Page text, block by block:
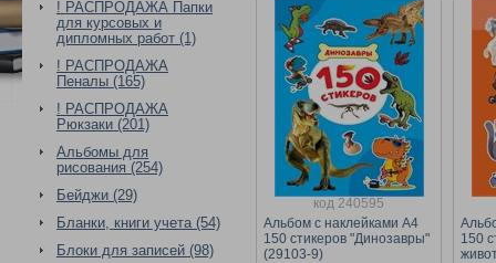
! РАСПРОДАЖА Папки
для курсовых и
дипломных работ (1)
! РАСПРОДАЖА
Пеналы (165)
! РАСПРОДАЖА
Рюкзаки (201)
Альбомы для
рисования (254)
Бейджи (29)
Бланки, книги учета (54)
Блоки для записей (98)
код 240595
Альбом с наклейками А4
150 стикеров "Динозавры"
(29103-9)
150